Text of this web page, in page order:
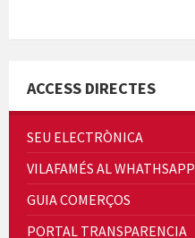
Cicle de Cine i Dones rurals
Concerts al Museu
ACCESS DIRECTES
SEU ELECTRÒNICA
VILAFAMÉS AL WHATHSAPP
GUIA COMERÇOS
PORTAL TRANSPARENCIA